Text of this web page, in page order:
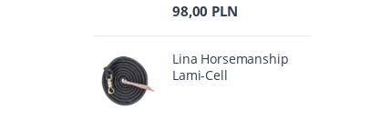
98,00 PLN
Lina Horsemanship
Lami-Cell